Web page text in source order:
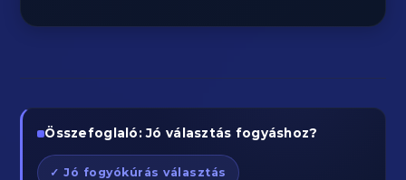
Összefoglaló: Jó választás fogyáshoz?
✓ Jó fogyókúrás választás